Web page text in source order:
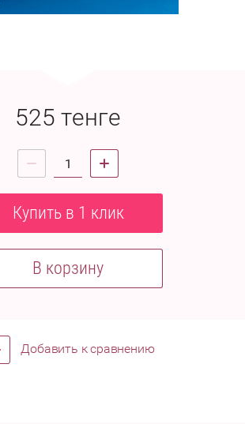
525 тенге
Купить в 1 клик
В корзину
Добавить к сравнению